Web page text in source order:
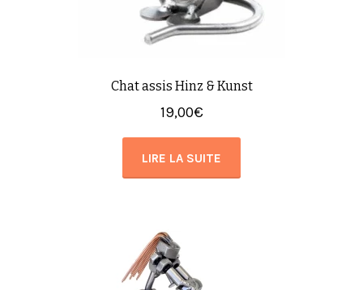
Chat assis Hinz & Kunst
19,00€
LIRE LA SUITE